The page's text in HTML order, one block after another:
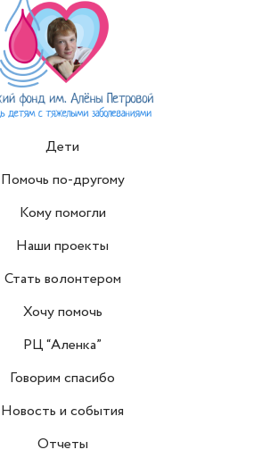
Дети
Помочь по-другому
Кому помогли
Наши проекты
Стать волонтером
Хочу помочь
РЦ “Аленка”
Говорим спасибо
Новость и события
Отчеты